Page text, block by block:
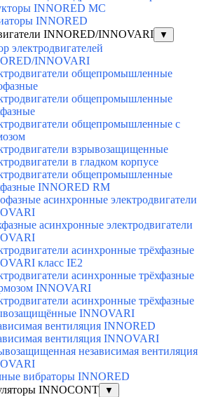
INNORED MC
INNORED
INNORED/INNOVARI
▼
электродвигателей
INNOVARI
общепромышленные
общепромышленные
общепромышленные с
взрывозащищенные
в гладком корпусе
общепромышленные
INNORED RM
асинхронные электродвигатели
асинхронные электродвигатели
асинхронные трёхфазные
класс IE2
асинхронные трёхфазные
INNOVARI
асинхронные трёхфазные
INNOVARI
вентиляция INNORED
вентиляция INNOVARI
независимая вентиляция
вибраторы INNORED
INNOCONT
▼